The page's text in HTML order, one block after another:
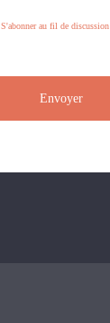
S'abonner au fil de discussion